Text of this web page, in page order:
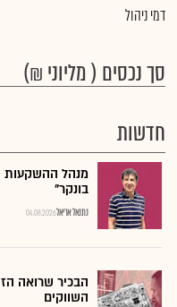
דמי ניהול
סך נכסים ( מליוני ₪)
חדשות
מנהל ההשקעות
בונקר"
04.08.2026נתנאל אריאל
הבכיר שרואה
השווקים